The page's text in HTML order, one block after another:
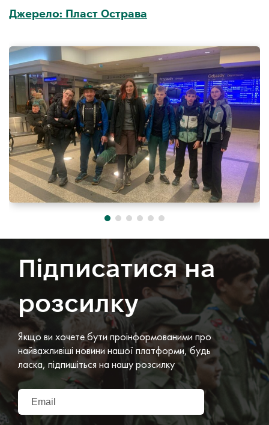
Джерело: Пласт Острава
Підписатися на
розсилку
Якщо ви хочете бути проінформованими про
найважливіші новини нашої платформи, будь
ласка, підпишіться на нашу розсилку